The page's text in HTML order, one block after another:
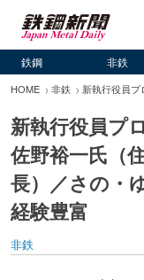
鉄鋼 非鉄
HOME 非鉄 新執行役員
新執行役員プ
佐野裕一氏（
長）／さの・
経験豊富
非鉄